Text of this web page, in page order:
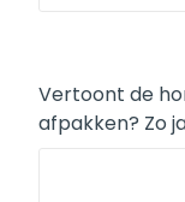
Vertoont de
afpakken? Zo